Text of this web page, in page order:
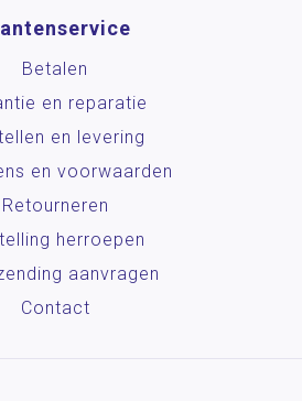
Betalen
en reparatie
en levering
en voorwaarden
Retourneren
herroepen
aanvragen
Contact